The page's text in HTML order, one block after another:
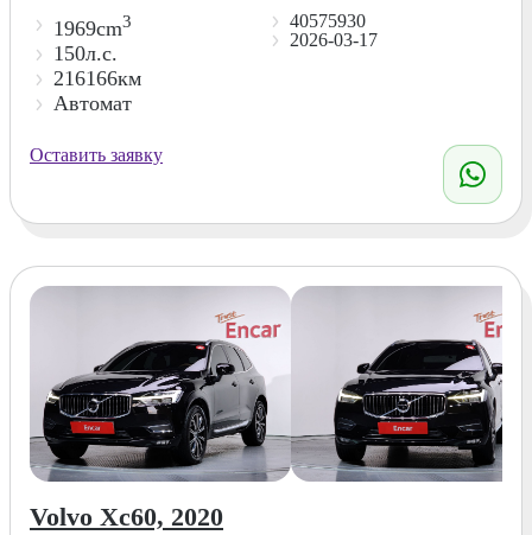
1969cm3
150л.с.
216166км
Автомат
40575930
2026-03-17
Оставить заявку
Volvo Xc60, 2020